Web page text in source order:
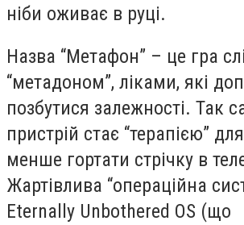
ніби оживає в руці.
Назва “Метафон” – це гра
“метадоном”, ліками, які
позбутися залежності. Так
пристрій стає “терапією”
менше гортати стрічку в
Жартівлива “операційна
Eternally Unbothered OS (що